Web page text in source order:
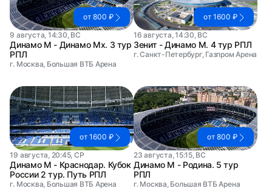
от 800 ₽
9 августа, 14:30, ВС
Динамо М - Динамо Мх. 3 тур
РПЛ
г. Москва, Большая ВТБ Арена
от 1600 ₽
16 августа, 14:30, ВС
Зенит - Динамо М. 4 тур РПЛ
г. Санкт-Петербург, Газпром Арена
от 1600 ₽
19 августа, 20:45, СР
Динамо М - Краснодар. Кубок
России 2 тур. Путь РПЛ
г. Москва, Большая ВТБ Арена
от 800 ₽
23 августа, 15:15, ВС
Динамо М - Родина. 5 тур
РПЛ
г. Москва, Большая ВТБ Арена